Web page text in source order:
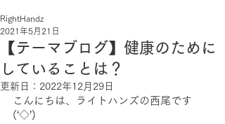
【テーマブログ】健康のために
していることは？
RightHandz
2021年5月21日
更新日： 2022年12月29日
こんにちは、ライトハンズの西尾です
(‘◇’)